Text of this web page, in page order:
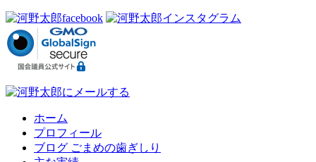
ホーム
プロフィール
ブログ ごまめの歯ぎしり